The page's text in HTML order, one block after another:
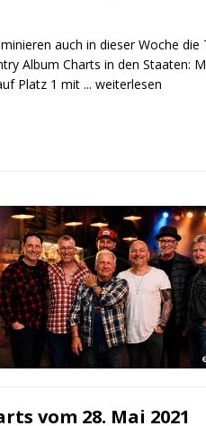
auch in dieser Woche die
Album Charts in den Staaten:
Platz 1 mit ... weiterlesen
vom 28. Mai 2021